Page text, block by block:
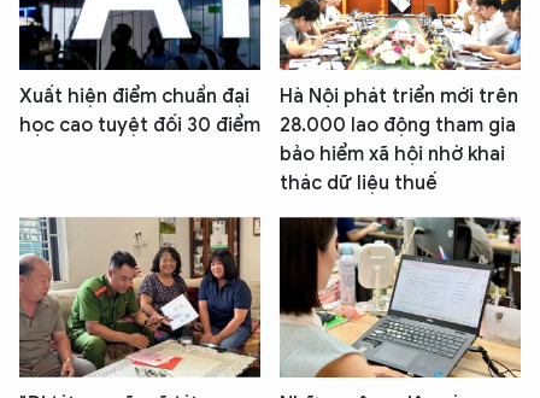
Xuất hiện điểm chuẩn đại
học cao tuyệt đối 30 điểm
Hà Nội phát triển mới trên
28.000 lao động tham gia
bảo hiểm xã hội nhờ khai
thác dữ liệu thuế